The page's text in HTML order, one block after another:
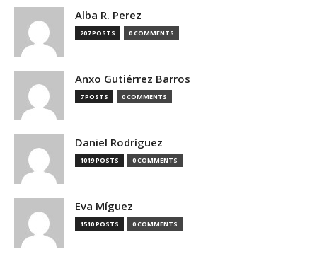
Alba R. Perez
207 POSTS 0 COMMENTS
Anxo Gutiérrez Barros
7 POSTS 0 COMMENTS
Daniel Rodríguez
1019 POSTS 0 COMMENTS
Eva Míguez
1510 POSTS 0 COMMENTS